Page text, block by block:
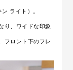
ライト）。
り、ワイドな印象
フロント下のフレ